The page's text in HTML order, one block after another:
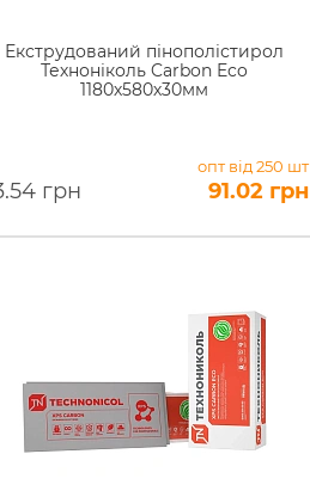
Екструдований пінополістирол
Техноніколь Carbon Eco
1180х580х30мм
грн
опт від 250 шт
91.02 грн